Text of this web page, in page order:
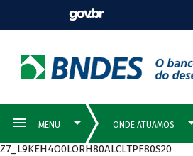
Z7_L9KEH4O0LORH80ALCLTPF80S20